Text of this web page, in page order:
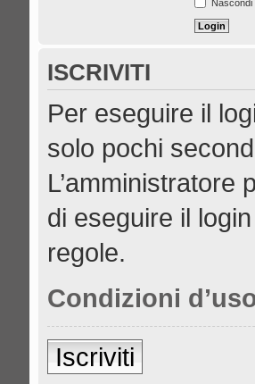
Nascondi
ISCRIVITI
Per eseguire il
solo pochi
L’amministratore
di eseguire il
regole.
Condizioni
Iscriviti